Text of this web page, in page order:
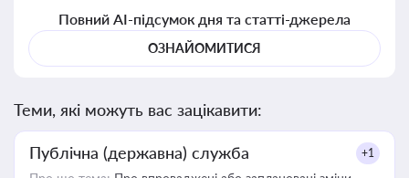
Повний AI-підсумок дня та статті-джерела
ОЗНАЙОМИТИСЯ
Теми, які можуть вас зацікавити:
Публічна (державна) служба +1